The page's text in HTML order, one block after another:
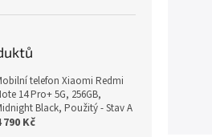
telefon Xiaomi Redmi
14 Pro+ 5G, 256GB,
Black, Použitý - Stav A
790 Kč